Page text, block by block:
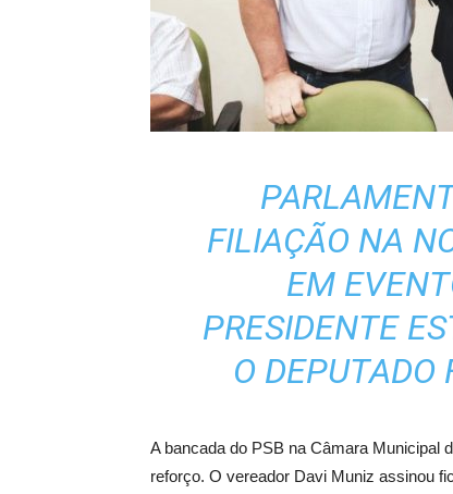
FILIAÇÃO NA
EM
PRESIDENTE
O DEPUTADO
A bancada do PSB na Câmara Municipal
reforço. O vereador Davi Muniz assinou